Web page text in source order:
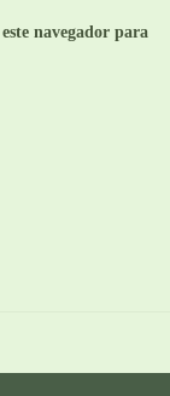
navegador para